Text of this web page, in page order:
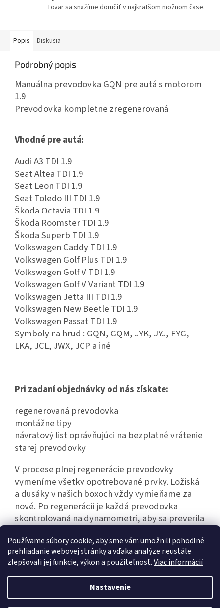
Používame súbory cookie, aby sme vám umožnili pohodlné
prehliadanie webovej stránky a vďaka analýze neustále
zlepšovali jej funkcie, výkon a použiteľnosť.Viac informácií
Nastavenie
Tovar sa snažíme doručiť v najkratšom možnom čase.
Popis Diskusia
Podrobný popis
Manuálna prevodovka GQN pre autá s motorom
1.9
Prevodovka kompletne zregenerovaná
Vhodné pre autá:
Audi A3 TDI 1.9
Seat Altea TDI 1.9
Seat Leon TDI 1.9
Seat Toledo III TDI 1.9
Škoda Octavia TDI 1.9
Škoda Roomster TDI 1.9
Škoda Superb TDI 1.9
Volkswagen Caddy TDI 1.9
Volkswagen Golf Plus TDI 1.9
Volkswagen Golf V TDI 1.9
Volkswagen Golf V Variant TDI 1.9
Volkswagen Jetta III TDI 1.9
Volkswagen New Beetle TDI 1.9
Volkswagen Passat TDI 1.9
Symboly na hrudi: GQN, GQM, JYK, JYJ, FYG,
LKA, JCL, JWX, JCP a iné
Pri zadaní objednávky od nás získate:
regenerovaná prevodovka
montážne tipy
návratový list oprávňujúci na bezplatné vrátenie
starej prevodovky
V procese plnej regenerácie prevodovky
vymeníme všetky opotrebované prvky. Ložiská
a dusáky v našich boxoch vždy vymieňame za
nové. Po regenerácii je každá prevodovka
skontrolovaná na dynamometri, aby sa preverila
Vytvoril Shoptet